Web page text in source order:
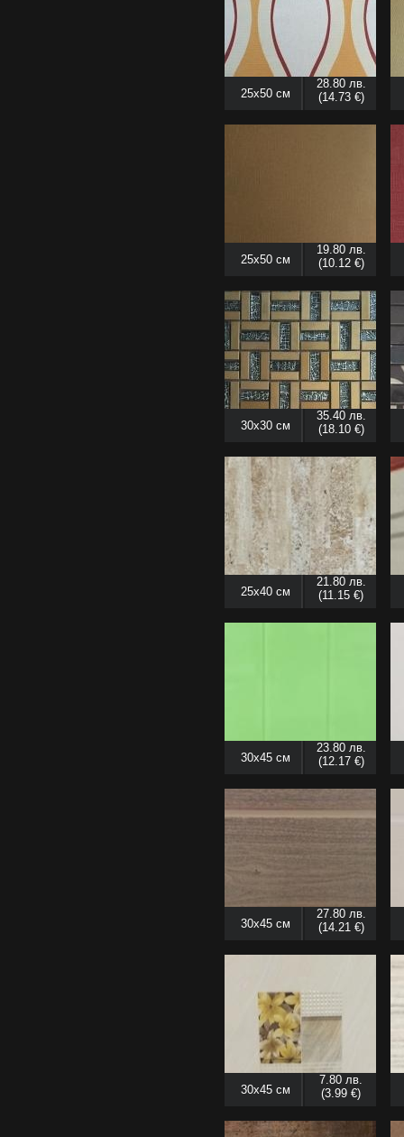
25x50 см
28.80 лв.
(14.73 €)
25x50 см
19.80 лв.
(10.12 €)
30x30 см
35.40 лв.
(18.10 €)
25x40 см
21.80 лв.
(11.15 €)
30x45 см
23.80 лв.
(12.17 €)
30x45 см
27.80 лв.
(14.21 €)
30x45 см
7.80 лв.
(3.99 €)